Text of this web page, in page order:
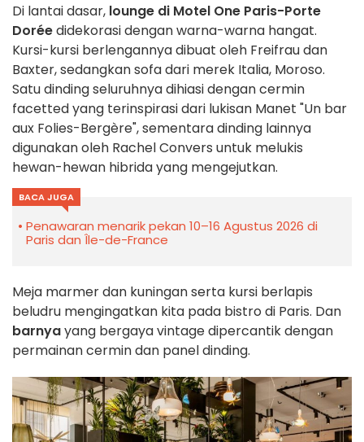
Di lantai dasar, lounge di Motel One Paris-Porte
Doréedidekorasi dengan warna-warna hangat.
Kursi-kursi berlengannya dibuat oleh Freifrau dan
Baxter, sedangkan sofa dari merek Italia, Moroso.
Satu dinding seluruhnya dihiasi dengan cermin
facetted yang terinspirasi dari lukisan Manet "Un bar
aux Folies-Bergère", sementara dinding lainnya
digunakan oleh Rachel Convers untuk melukis
hewan-hewan hibrida yang mengejutkan.
BACA JUGA
Penawaran menarik pekan 10–16 Agustus 2026 di
Paris dan Île-de-France
Meja marmer dan kuningan serta kursi berlapis
beludru mengingatkan kita pada bistro di Paris. Dan
barnyayang bergaya vintage dipercantik dengan
permainan cermin dan panel dinding.